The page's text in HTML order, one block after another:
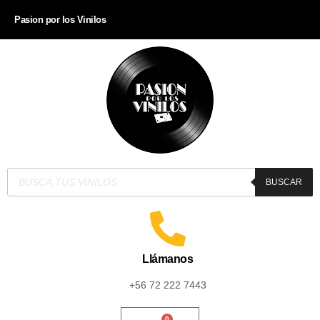
Pasion por los Vinilos
BUSCAR
Llámanos
+56 72 222 7443